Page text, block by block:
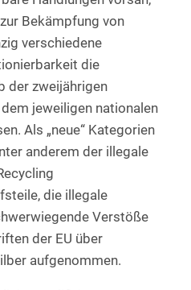
Bekämpfung von
verschiedene
die
der zweijährigen
jeweiligen nationalen
Als „neue“ Kategorien
anderem der illegale
die illegale
Verstöße
der EU über
aufgenommen.